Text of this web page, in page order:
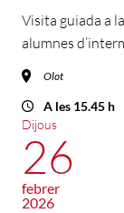
Visita guiada a
alumnes
Olot
A les 15.45 h
Dijous
26
febrer
2026